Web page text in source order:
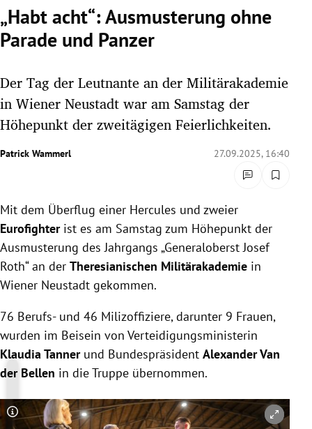
Untermenü
Untermenü
Untermenü
Untermenü
Untermenü
Untermenü
„Habt acht“: Ausmusterung ohne
Parade und Panzer
Der Tag der Leutnante an der Militärakademie
in Wiener Neustadt war am Samstag der
Höhepunkt der zweitägigen Feierlichkeiten.
Patrick Wammerl 27.09.2025, 16:40
Mit dem Überflug einer Hercules und zweier
Eurofighterist es am Samstag zum Höhepunkt der
Ausmusterung desJahrgangs „Generaloberst Josef
Roth“an der Theresianischen Militärakademie in
Wiener Neustadt gekommen.
76 Berufs- und 46 Milizoffiziere, darunter 9 Frauen,
wurden im Beisein von Verteidigungsministerin
Klaudia Tannerund Bundespräsident Alexander Van
der Bellen in die Truppe übernommen.
Copyright-Hinweis öffnen/schließen